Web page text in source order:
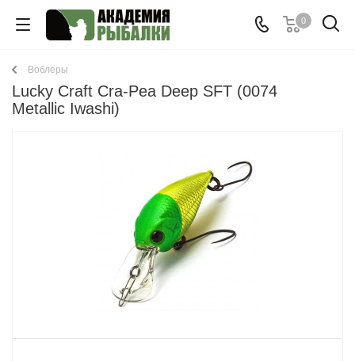
0
Воблеры
Lucky Craft Cra-Pea Deep SFT (0074
Metallic Iwashi)